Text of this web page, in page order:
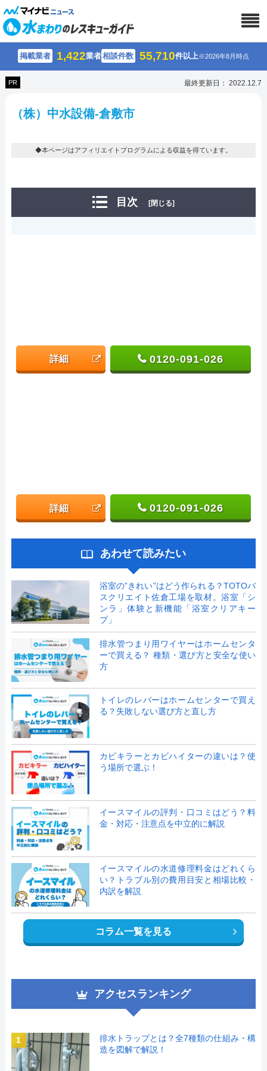
掲載業者 1,422業者相談件数 55,710件以上※2026年8月時点
PR 最終更新日： 2022.12.7
（株）中水設備-倉敷市
◆本ページはアフィリエイトプログラムによる収益を得ています。
目次 [閉じる]
詳細 0120-091-026
詳細 0120-091-026
あわせて読みたい
浴室の”きれい”はどう作られる？TOTOバ
スクリエイト佐倉工場を取材。浴室「シ
ンラ」体験と新機能「浴室クリアキー
プ」
排水管つまり用ワイヤーはホームセンタ
ーで買える？ 種類・選び方と安全な使い
方
トイレのレバーはホームセンターで買え
る？失敗しない選び方と直し方
カビキラーとカビハイターの違いは？使
う場所で選ぶ！
イースマイルの評判・口コミはどう？料
金・対応・注意点を中立的に解説
イースマイルの水道修理料金はどれくら
い？トラブル別の費用目安と相場比較・
内訳を解説
コラム一覧を見る
アクセスランキング
1
排水トラップとは？全7種類の仕組み・構
造を図解で解説！